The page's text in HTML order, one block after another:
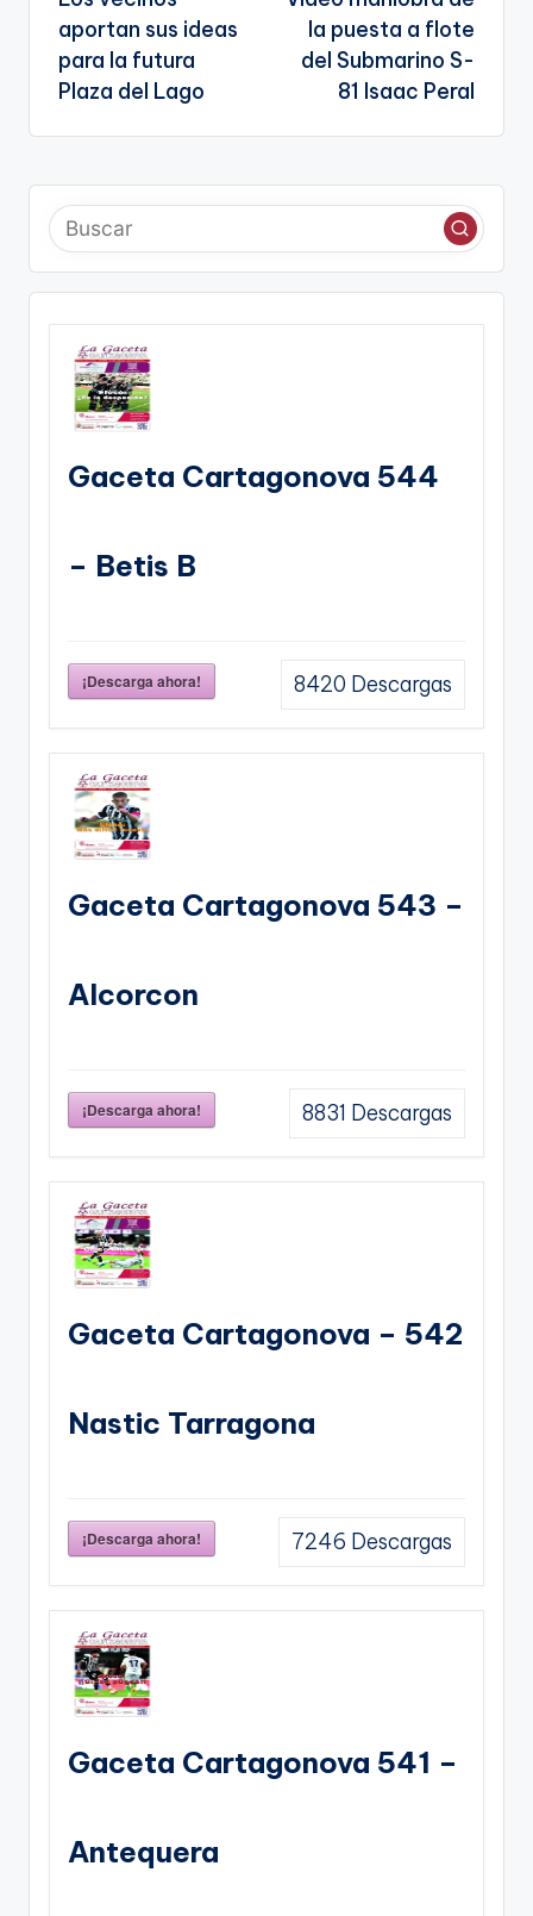
te
de
entradas
aportan sus ideas
para la futura
Plaza del Lago
la puesta a flote
del Submarino S-
81 Isaac Peral
Gaceta Cartagonova 544
– Betis B
¡Descarga ahora! 8420 Descargas
Gaceta Cartagonova 543 –
Alcorcon
¡Descarga ahora! 8831 Descargas
Gaceta Cartagonova – 542
Nastic Tarragona
¡Descarga ahora! 7246 Descargas
Gaceta Cartagonova 541 –
Antequera